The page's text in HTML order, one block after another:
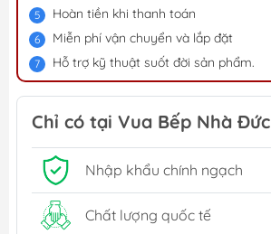
Hoàn tiền khi thanh toán
Miễn phí vận chuyển và lắp đặt
Hỗ trợ kỹ thuật suốt đời sản phẩm.
Chỉ có tại Vua Bếp Nhà Đức
Nhập khẩu chính ngạch
Chất lượng quốc tế